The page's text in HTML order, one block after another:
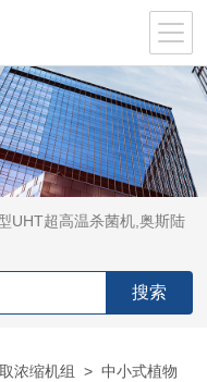
UHT超高温杀菌机,奥斯陆
浓缩机组 >中小式植物